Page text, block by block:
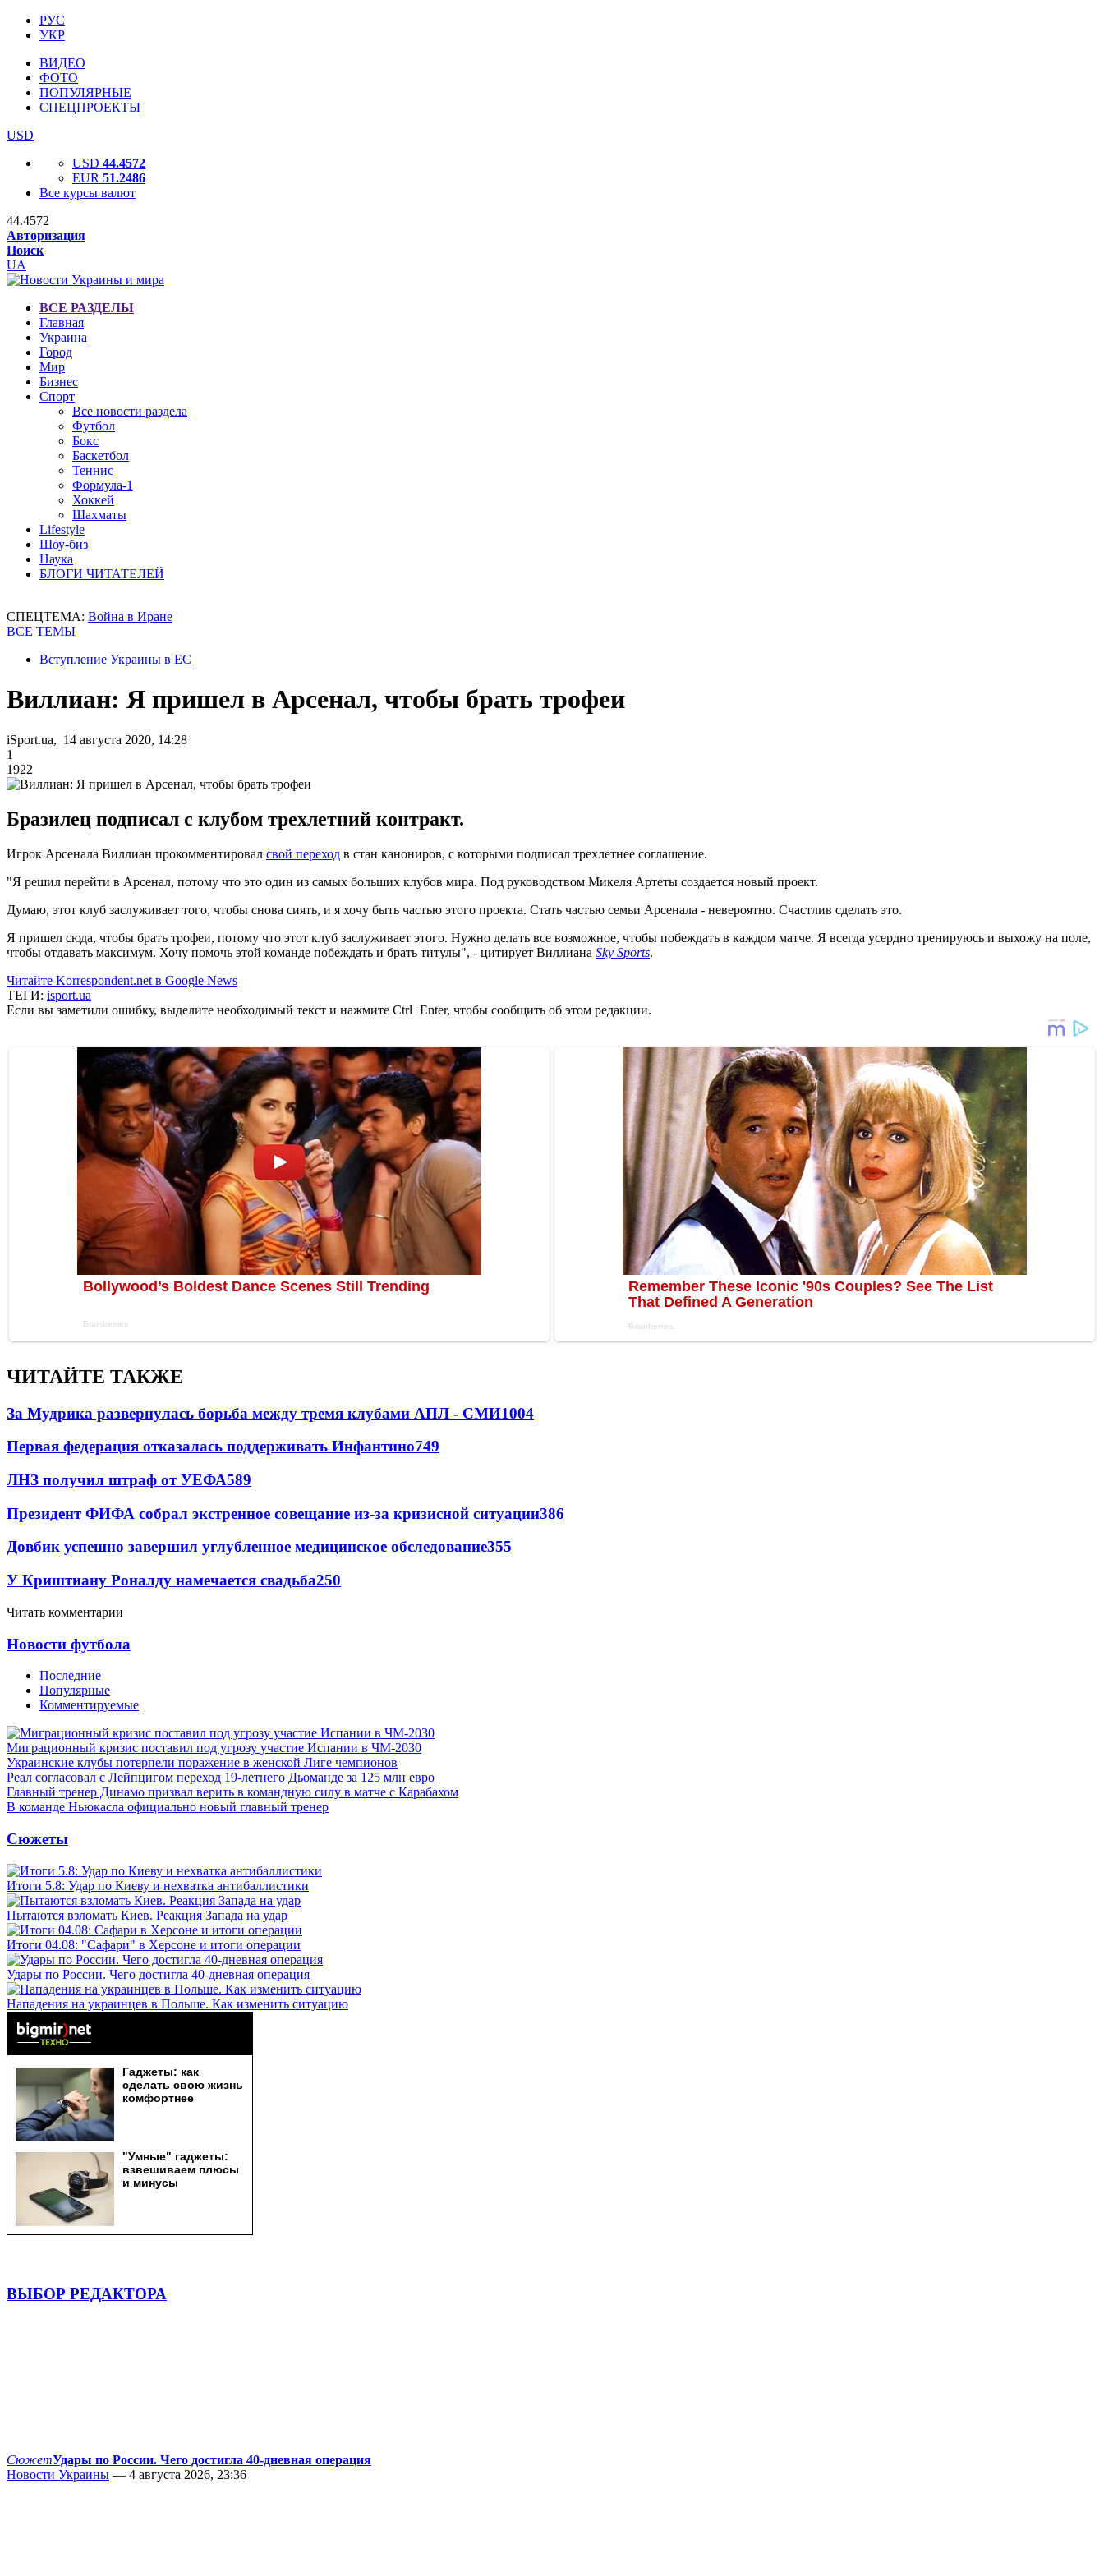
РУС
УКР
ВИДЕО
ФОТО
ПОПУЛЯРНЫЕ
СПЕЦПРОЕКТЫ
USD
USD 44.4572
EUR 51.2486
Все курсы валют
44.4572
Авторизация
Поиск
UA
ВСЕ РАЗДЕЛЫ
Главная
Украина
Город
Мир
Бизнес
Спорт
Все новости раздела
Футбол
Бокс
Баскетбол
Теннис
Формула-1
Хоккей
Шахматы
Lifestyle
Шоу-биз
Наука
БЛОГИ ЧИТАТЕЛЕЙ
СПЕЦТЕМА: Война в Иране
ВСЕ ТЕМЫ
Вступление Украины в ЕС
Виллиан: Я пришел в Арсенал, чтобы брать трофеи
iSport.ua, 14 августа 2020, 14:28
1
1922
Бразилец подписал с клубом трехлетний контракт.
Игрок Арсенала Виллиан прокомментировал свой переход в стан канониров, с которыми подписал трехлетнее соглашение.
"Я решил перейти в Арсенал, потому что это один из самых больших клубов мира. Под руководством Микеля Артеты создается новый проект.
Думаю, этот клуб заслуживает того, чтобы снова сиять, и я хочу быть частью этого проекта. Стать частью семьи Арсенала - невероятно. Счастлив сделать это.
Я пришел сюда, чтобы брать трофеи, потому что этот клуб заслуживает этого. Нужно делать все возможное, чтобы побеждать в каждом матче. Я всегда усердно тренируюсь и выхожу на поле,
чтобы отдавать максимум. Хочу помочь этой команде побеждать и брать титулы", - цитирует Виллиана Sky Sports.
Читайте Korrespondent.net в Google News
ТЕГИ: isport.ua
Если вы заметили ошибку, выделите необходимый текст и нажмите Ctrl+Enter, чтобы сообщить об этом редакции.
ЧИТАЙТЕ ТАКЖЕ
За Мудрика развернулась борьба между тремя клубами АПЛ - СМИ1004
Первая федерация отказалась поддерживать Инфантино749
ЛНЗ получил штраф от УЕФА589
Президент ФИФА собрал экстренное совещание из-за кризисной ситуации386
Довбик успешно завершил углубленное медицинское обследование355
У Криштиану Роналду намечается свадьба250
Читать комментарии
Новости футбола
Последние
Популярные
Комментируемые
Миграционный кризис поставил под угрозу участие Испании в ЧМ-2030
Украинские клубы потерпели поражение в женской Лиге чемпионов
Реал согласовал с Лейпцигом переход 19-летнего Дьоманде за 125 млн евро
Главный тренер Динамо призвал верить в командную силу в матче с Карабахом
В команде Ньюкасла официально новый главный тренер
Сюжеты
Итоги 5.8: Удар по Киеву и нехватка антибаллистики
Пытаются взломать Киев. Реакция Запада на удар
Итоги 04.08: "Сафари" в Херсоне и итоги операции
Удары по России. Чего достигла 40-дневная операция
Нападения на украинцев в Польше. Как изменить ситуацию
ВЫБОР РЕДАКТОРА
СюжетУдары по России. Чего достигла 40-дневная операция
Новости Украины — 4 августа 2026, 23:36